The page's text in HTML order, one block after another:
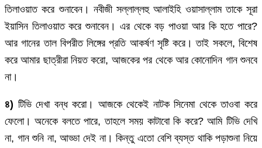
তিলাওয়াত করে শুনাবেন। নবীজী সল্লাল্লহু আলাইহি ওয়াসাল্লাম তাকে সূরা
ইয়াসিন তিলাওয়াত করে শুনাবেন। এর থেকে বড় পাওয়া আর কি হতে পারে?
আর গানের তাল বিপরীত লিঙ্গের প্রতি আকর্ষণ সৃষ্টি করে। তাই সকলে, বিশেষ
করে আমার ছাত্রীরা নিয়ত করো, আজকের পর থেকে আর কোনোদিন গান শুনবে
না।
৪) টিভি দেখা বন্ধ করো। আজকে থেকেই নাটক সিনেমা থেকে তাওবা করে
ফেলো। অনেকে বলতে পারে, তাহলে সময় কাটাবো কি করে? আমি টিভি দেখি
না, গান শুনি না, আড্ডা দেই না। কিন্তু এতো বেশি ব্যস্ত থাকি পড়াশুনা নিয়ে